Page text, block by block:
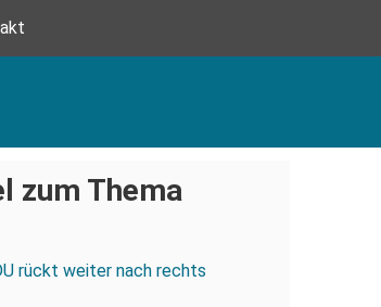
zum Thema
rückt weiter nach rechts